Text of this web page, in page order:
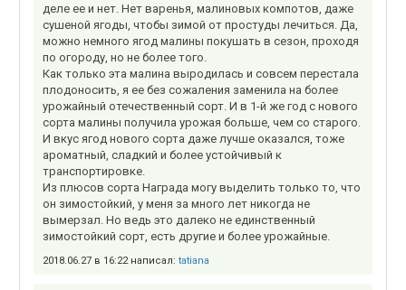
деле ее и нет. Нет варенья, малиновых компотов, даже
сушеной ягоды, чтобы зимой от простуды лечиться. Да,
можно немного ягод малины покушать в сезон, проходя
по огороду, но не более того.
Как только эта малина выродилась и совсем перестала
плодоносить, я ее без сожаления заменила на более
урожайный отечественный сорт. И в 1-й же год с нового
сорта малины получила урожая больше, чем со старого.
И вкус ягод нового сорта даже лучше оказался, тоже
ароматный, сладкий и более устойчивый к
транспортировке.
Из плюсов сорта Награда могу выделить только то, что
он зимостойкий, у меня за много лет никогда не
вымерзал. Но ведь это далеко не единственный
зимостойкий сорт, есть другие и более урожайные.
2018.06.27 в 16:22 написал: tatiana